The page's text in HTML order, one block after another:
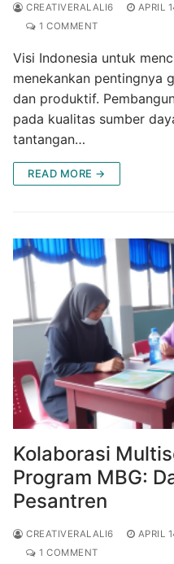
CREATIVERALALI6 APRIL
1 COMMENT
Visi Indonesia untuk
menekankan pentingnya
dan produktif.
pada kualitas sumber
tantangan…
READ MORE →
Kolaborasi
Program MBG:
Pesantren
CREATIVERALALI6 APRIL
1 COMMENT